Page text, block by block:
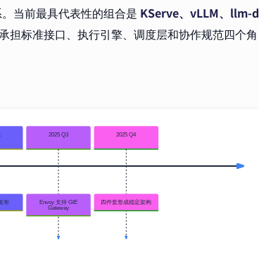
当前最具代表性的组合是 KServe、vLLM、llm-d
担标准接口、执行引擎、调度层和协作规范四个角